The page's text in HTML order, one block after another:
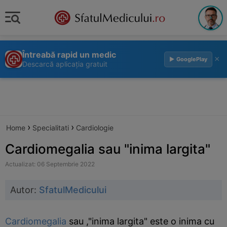
Întreabă rapid un medic
Descarcă aplicația gratuit
▶ GooglePlay ×
Home › Specialitati › Cardiologie
Cardiomegalia sau "inima largita"
Actualizat: 06 Septembrie 2022
Autor: SfatulMedicului
Cardiomegalia sau ,"inima largita" este o inima cu